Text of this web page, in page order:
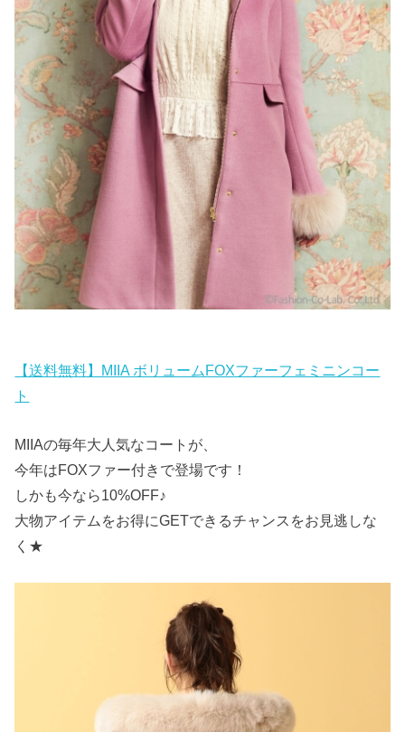
【送料無料】MIIA ボリュームFOXファーフェミニンコー
ト
MIIAの毎年大人気なコートが、
今年はFOXファー付きで登場です！
しかも今なら10%OFF♪
大物アイテムをお得にGETできるチャンスをお見逃しな
く★